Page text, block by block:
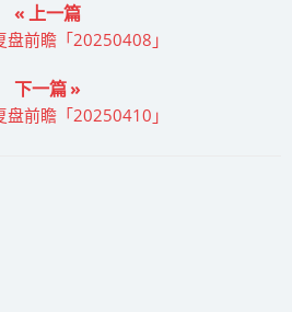
« 上一篇
盘前瞻「20250408」
下一篇 »
盘前瞻「20250410」